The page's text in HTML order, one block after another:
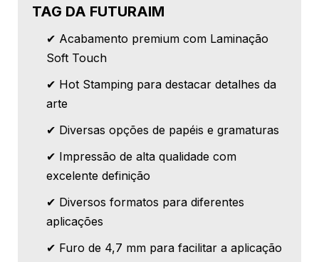
TAG DA FUTURAIM
✔ Acabamento premium com Laminação
Soft Touch
✔ Hot Stamping para destacar detalhes da
arte
✔ Diversas opções de papéis e gramaturas
✔ Impressão de alta qualidade com
excelente definição
✔ Diversos formatos para diferentes
aplicações
✔ Furo de 4,7 mm para facilitar a aplicação